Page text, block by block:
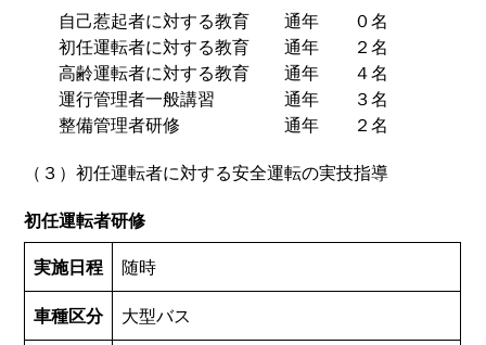
自己惹起者に対する教育 通年 ０名
初任運転者に対する教育 通年 ２名
高齢運転者に対する教育 通年 ４名
運行管理者一般講習 通年 ３名
整備管理者研修 通年 ２名
（３）初任運転者に対する安全運転の実技指導
初任運転者研修
実施日程
随時
車種区分
大型バス